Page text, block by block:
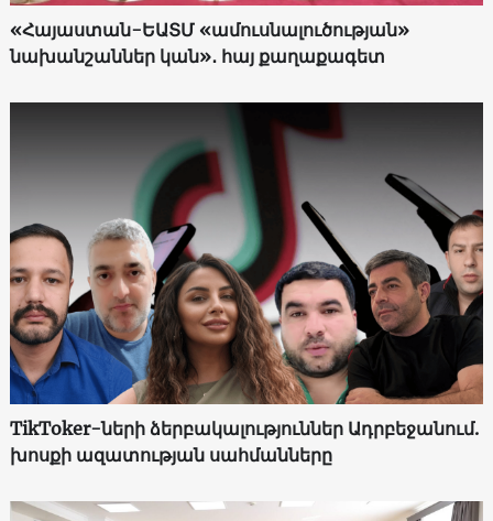
«Հայաստան-ԵԱՏՄ «ամուսնալուծության»
նախանշաններ կան»․ հայ քաղաքագետ
TikToker-ների ձերբակալություններ Ադրբեջանում.
խոսքի ազատության սահմանները